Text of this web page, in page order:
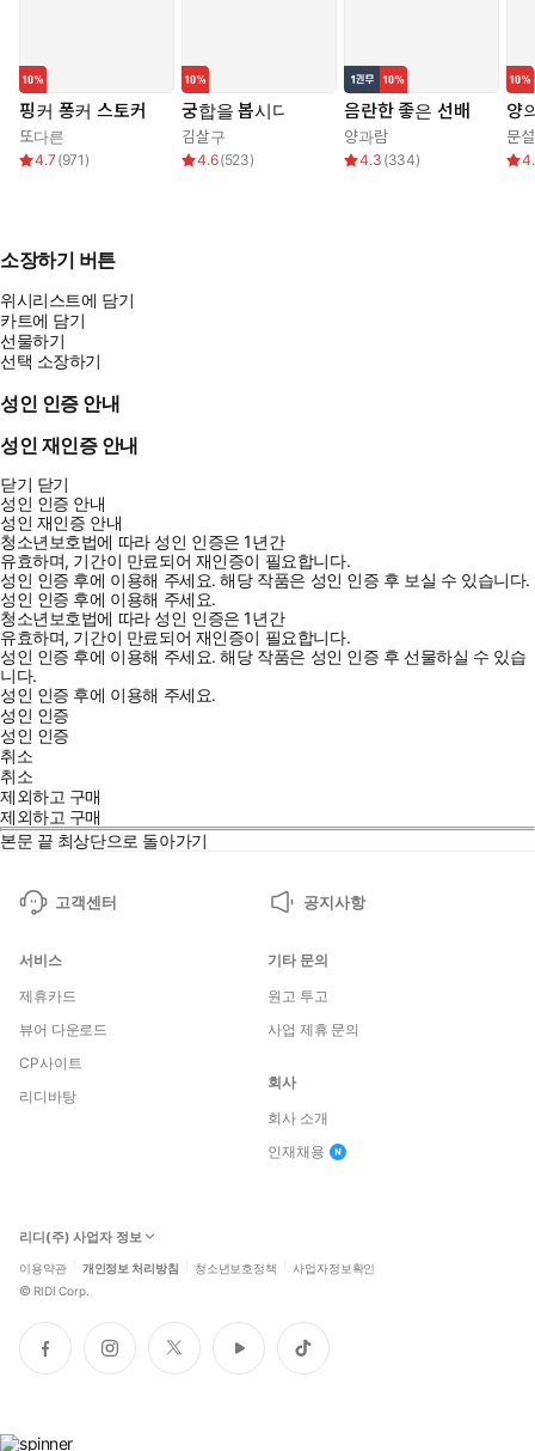
핑커 퐁커 스토커
또다른
4.7 (971 )
궁합을 봅시다
김살구
4.6(523)
음란한 좋은 선배
양과람
4.3 (334)
양
문
소장하기 버튼
위시리스트에 담기
카트에 담기
선물하기
선택 소장하기
성인 인증 안내
성인 재인증 안내
닫기 닫기
성인 인증 안내
성인 재인증 안내
청소년보호법에 따라 성인 인증은 1년간
유효하며, 기간이 만료되어 재인증이 필요합니다.
성인 인증 후에 이용해 주세요.해당 작품은 성인 인증 후 보실 수 있습니다.
성인 인증 후에 이용해 주세요.
청소년보호법에 따라 성인 인증은 1년간
유효하며, 기간이 만료되어 재인증이 필요합니다.
성인 인증 후에 이용해 주세요.해당 작품은 성인 인증 후 선물하실 수 있습
니다.
성인 인증 후에 이용해 주세요.
성인 인증
성인 인증
취소
취소
제외하고 구매
제외하고 구매
본문 끝 최상단으로 돌아가기
고객센터 공지사항
서비스
제휴카드
뷰어 다운로드
CP사이트
리디바탕
기타 문의
원고 투고
사업 제휴 문의
회사
회사 소개
인재채용
리디(주) 사업자 정보
이용약관 개인정보 처리방침 청소년보호정책 사업자정보확인
© RIDI Corp.
페
이
인
스
트
위
유
튜
틱
톡